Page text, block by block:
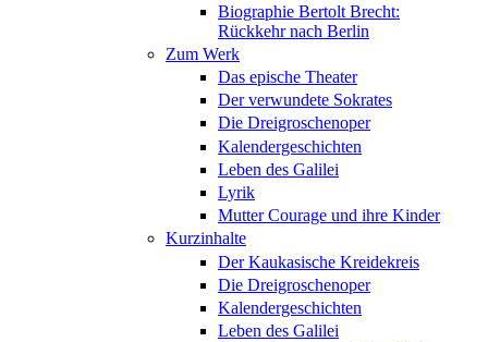
Biographie Bertolt Brecht:
Rückkehr nach Berlin
Zum Werk
Das epische Theater
Der verwundete Sokrates
Die Dreigroschenoper
Kalendergeschichten
Leben des Galilei
Lyrik
Mutter Courage und ihre Kinder
Kurzinhalte
Der Kaukasische Kreidekreis
Die Dreigroschenoper
Kalendergeschichten
Leben des Galilei